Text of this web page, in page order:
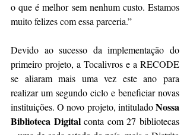
o que é melhor sem nenhum custo. Estamos
muito felizes com essa parceria.”
Devido ao sucesso da implementação do
primeiro projeto, a Tocalivros e a RECODE
se aliaram mais uma vez este ano para
realizar um segundo ciclo e beneficiar novas
instituições. O novo projeto, intitulado Nossa
Biblioteca Digital conta com 27 bibliotecas